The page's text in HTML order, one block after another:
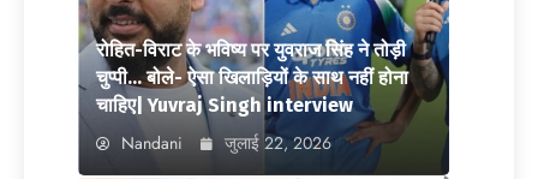
रोहित-विराट के भविष्य पर युवराज सिंह ने तोड़ी
चुप्पी… बोले- ऐसा खिलाड़ियों के साथ नहीं होना
चाहिए| Yuvraj Singh interview
Nandani जुलाई 22, 2026